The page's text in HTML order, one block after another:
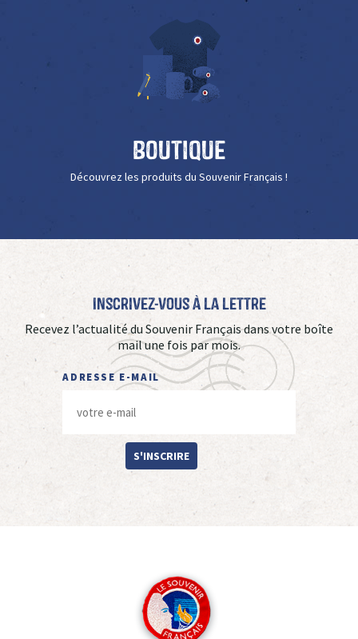
Boutique
Découvrez les produits du Souvenir Français !
Inscrivez-vous à La Lettre
Recevez l’actualité du Souvenir Français dans votre boîte
mail une fois par mois.
ADRESSE E-MAIL
S'INSCRIRE